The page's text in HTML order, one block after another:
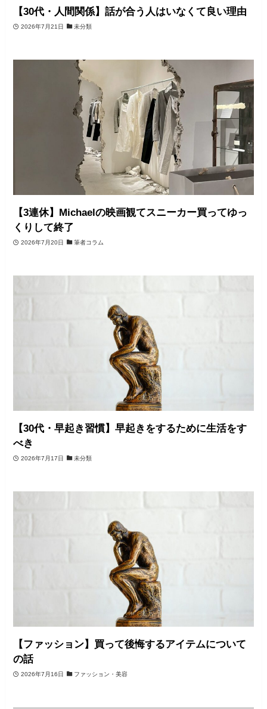
【30代・人間関係】話が合う人はいなくて良い理由
2026年7月21日 未分類
【3連休】Michaelの映画観てスニーカー買ってゆっ
くりして終了
2026年7月20日 筆者コラム
【30代・早起き習慣】早起きをするために生活をす
べき
2026年7月17日 未分類
【ファッション】買って後悔するアイテムについて
の話
2026年7月16日 ファッション・美容